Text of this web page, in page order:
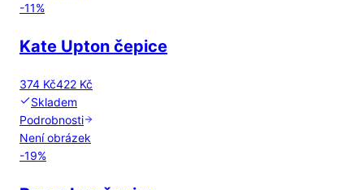
-11%
Kate Upton čepice
374 Kč422 Kč
Skladem
Podrobnosti
Není obrázek
-19%